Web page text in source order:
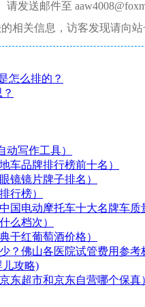
发送邮件至
相关信息，访客发现请向站
怎么排的？
写作工具）
车品牌排行榜前十名）
镜镜片牌子排名）
行榜）
国电动摩托车十大名牌车质
么档次）
干红葡萄酒价格）
？佛山各医院试管费用参考
儿攻略)
东超市和京东自营哪个保真